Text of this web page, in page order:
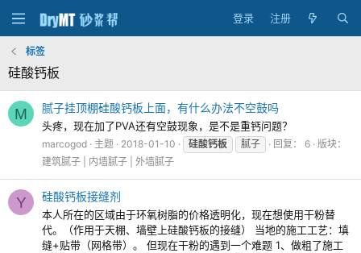
登录 注册
标签
硅酸钙板
M 腻子挂顶棚硅酸钙板上面，有什么办法不空鼓吗
头疼，现在加了PVA还有空鼓现象，是不是重钙问题？
marcogod 主题 2018-01-10 硅酸钙板 腻子 回复： 6 版块：
建筑腻子 | 内墙腻子 | 外墙腻子
Y 硅酸钙板接缝剂
本人所在的区域由于环氧树脂的价格透明化，现在想使用干粉替
代。（作用于天棚、墙壁上硅酸钙板的接缝） 当地的施工工艺：填
缝+贴带（网格带）。 但现在干粉的遇到一个难题 1、做粗了施工